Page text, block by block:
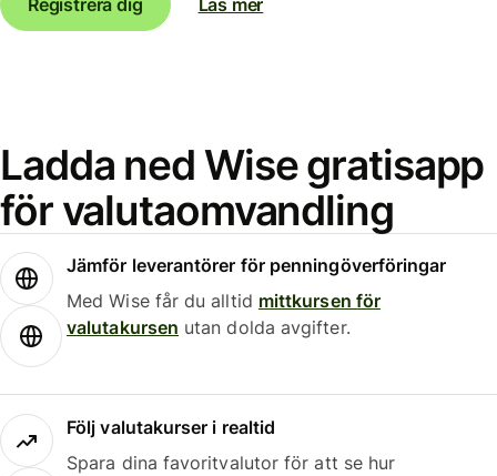
Ladda ned Wise gratisapp
för valutaomvandling
Jämför leverantörer för penningöverföringar
Med Wise får du alltid mittkursen för
valutakursen utan dolda avgifter.
Följ valutakurser i realtid
Spara dina favoritvalutor för att se hur